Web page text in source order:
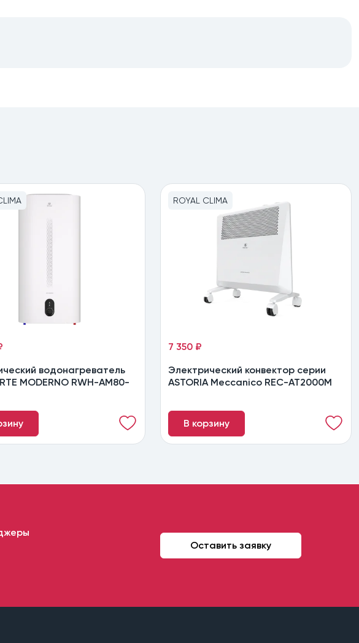
водонагреватель
MODERNO RWH-AM80-
ROYAL CLIMA
Электрический конвектор серии
ASTORIA Meccanico REC-AT2000M
7 350 ₽
В корзину
Оставить заявку